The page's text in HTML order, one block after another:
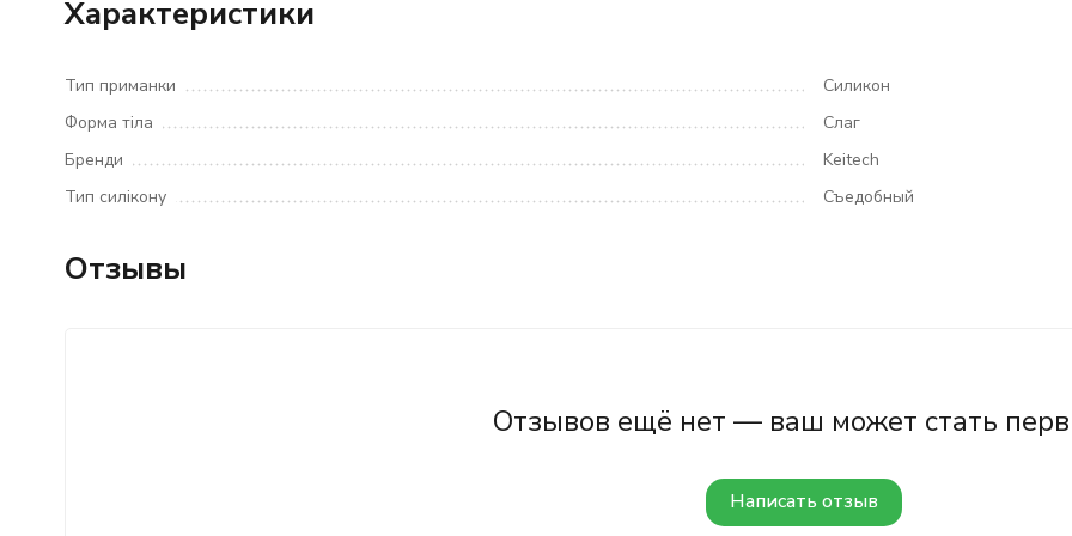
Характеристики
Тип приманки
Силикон
Форма тіла
Слаг
Бренди
Keitech
Тип силікону
Съедобный
Отзывы
Отзывов ещё нет — ваш может стать
Написать отзыв